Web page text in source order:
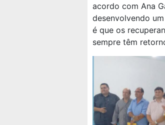
acordo com Ana
desenvolvendo
é que os
sempre têm